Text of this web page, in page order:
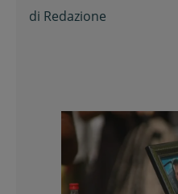
di Redazione